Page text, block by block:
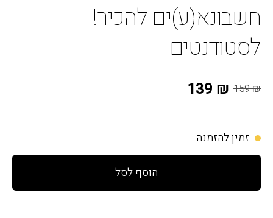
חשבונא(ע)ים להכיר!
לסטודנטים
₪ 159
₪ 139
זמין להזמנה
הוסף לסל